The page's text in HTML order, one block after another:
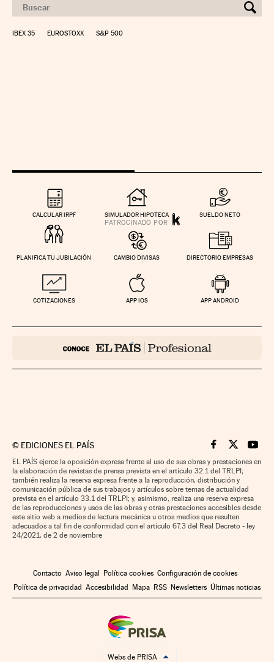
IBEX 35 EUROSTOXX S&P 500
CALCULAR IRPF SIMULADOR HIPOTECA SUELDO NETO
PLANIFICA TU JUBILACIÓN CAMBIO DIVISAS DIRECTORIO EMPRESAS
COTIZACIONES APP IOS APP ANDROID
© EDICIONES EL PAÍS Cinco Días en
Cinco Días
Cinco
EL PAÍS ejerce la oposición expresa frente al uso de sus obras y prestaciones en
la elaboración de revistas de prensa prevista en el artículo 32.1 del TRLPI;
también realiza la reserva expresa frente a la reproducción, distribución y
comunicación pública de sus trabajos y artículos sobre temas de actualidad
prevista en el artículo 33.1 del TRLPI; y, asimismo, realiza una reserva expresa
de las reproducciones y usos de las obras y otras prestaciones accesibles desde
este sitio web a medios de lectura mecánica u otros medios que resulten
adecuados a tal fin de conformidad con el artículo 67.3 del Real Decreto - ley
24/2021, de 2 de noviembre
Contacto Aviso legal Política cookies Configuración de cookies
Política de privacidad Accesibilidad Mapa RSS Newsletters Últimas noticias
Webs de PRISA